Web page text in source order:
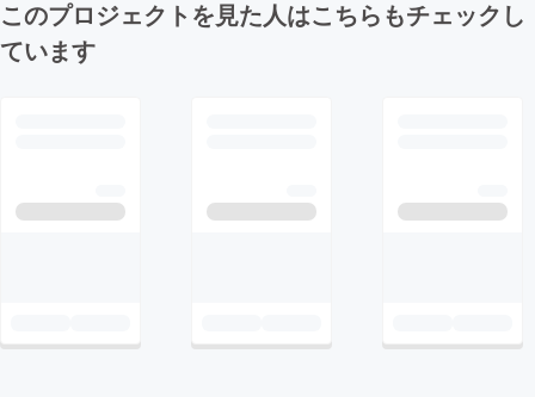
このプロジェクトを見た人はこちらもチェックし
ています